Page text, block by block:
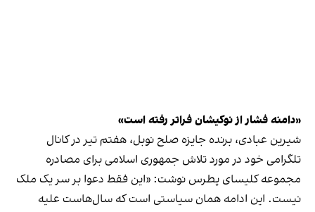
«دامنه‌ فشار از نوکیشان فراتر رفته است»
شیرین عبادی، برنده جایزه صلح نوبل، هفتم تیر در کانال
تلگرامی خود در مورد تلاش جمهوری اسلامی برای مصادره
مجموعه کلیسای پطرس نوشت: «این فقط دعوا بر سر یک ملک
نیست. این ادامه‌ همان سیاستی است که سال‌هاست علیه